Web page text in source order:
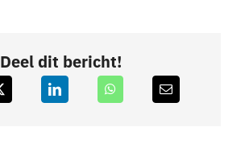
Deel dit bericht!